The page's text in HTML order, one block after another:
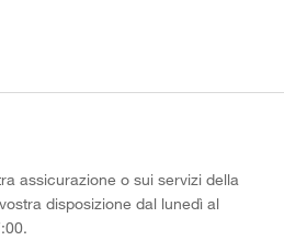
assicurazione o sui servizi della
disposizione dal lunedì al